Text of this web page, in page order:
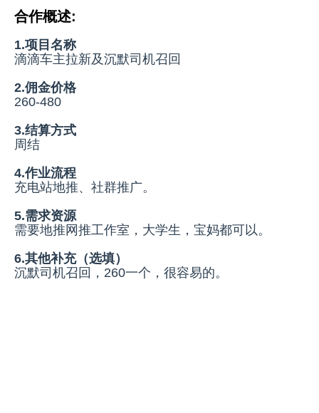
合作概述:
1.项目名称
滴滴车主拉新及沉默司机召回
2.佣金价格
260-480
3.结算方式
周结
4.作业流程
充电站地推、社群推广。
5.需求资源
需要地推网推工作室，大学生，宝妈都可以。
6.其他补充（选填）
沉默司机召回，260一个，很容易的。